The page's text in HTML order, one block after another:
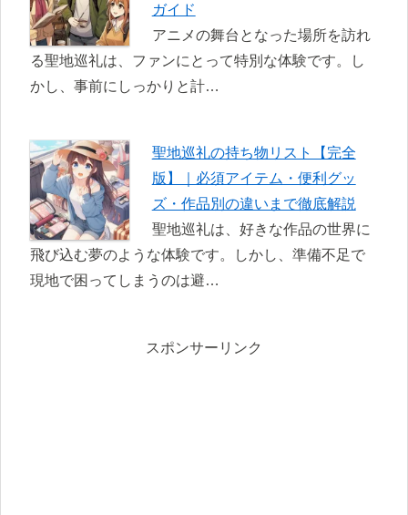
ガイド
アニメの舞台となった場所を訪れ
る聖地巡礼は、ファンにとって特別な体験です。し
かし、事前にしっかりと計…
聖地巡礼の持ち物リスト【完全
版】｜必須アイテム・便利グッ
ズ・作品別の違いまで徹底解説
聖地巡礼は、好きな作品の世界に
飛び込む夢のような体験です。しかし、準備不足で
現地で困ってしまうのは避…
スポンサーリンク